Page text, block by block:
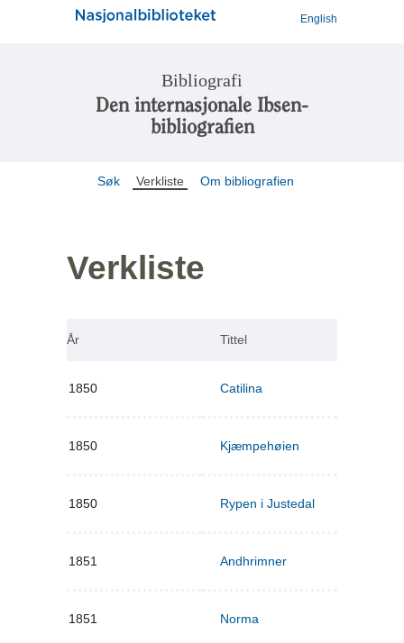
English
Bibliografi
Den internasjonale Ibsen-
bibliografien
Søk Verkliste Om bibliografien
Verkliste
År Tittel
1850 Catilina
1850 Kjæmpehøien
1850 Rypen i Justedal
1851 Andhrimner
1851 Norma